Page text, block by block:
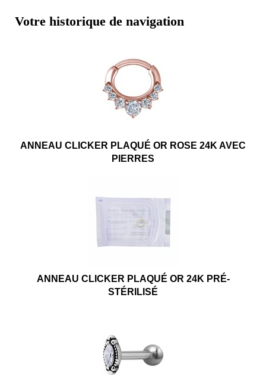
Votre historique de navigation
ANNEAU CLICKER PLAQUÉ OR ROSE 24K AVEC
PIERRES
ANNEAU CLICKER PLAQUÉ OR 24K PRÉ-
STÉRILISÉ